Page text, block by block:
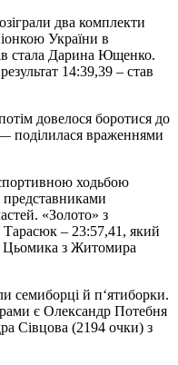
два комплекти
України в
стала Дарина Ющенко.
14:39,39 – став
довелося боротися до
поділилася враженнями
ходьбою
представниками
«Золото» з
Тарасюк – 23:57,41, який
Цьомика з Житомира
семиборці й п‘ятиборки.
є Олександр Потебня
Сівцова (2194 очки) з